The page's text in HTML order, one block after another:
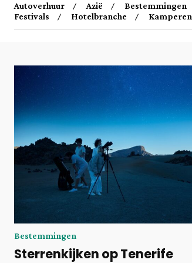
Autoverhuur Azië Bestemmingen
Festivals
Hotelbranche Kamperen
Bestemmingen
Sterrenkijken op Tenerife